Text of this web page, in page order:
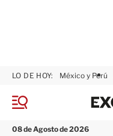
M
n
08 de Agosto de 2026
LO DE HOY: México y Perú